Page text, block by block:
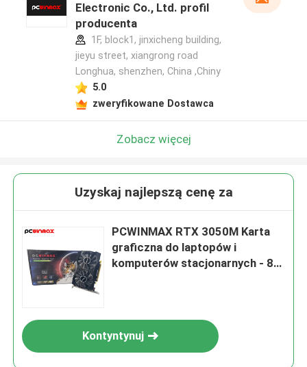
Electronic Co., Ltd. profil
producenta
1F, block1, jinxicheng building,
jieyu street, xiangrong road
Longhua, shenzhen, China ,Chiny
5.0
zweryfikowane Dostawca
Zobacz więcej
Uzyskaj najlepszą cenę za
PCWINMAX RTX 3050M Karta
graficzna do laptopów i
komputerów stacjonarnych - 8
Kontyntynuj